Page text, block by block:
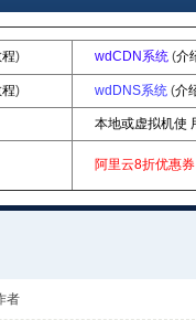
) wdCDN系统 (介
) wdDNS系统 (介
本地或虚拟机使
阿里云8折优惠券
者